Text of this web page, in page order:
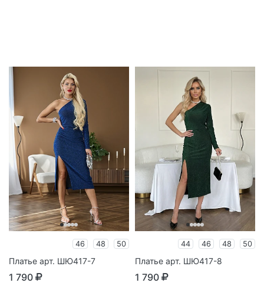
46 48 50
Платье арт. ШЮ417-7
1 790
44 46 48 50
Платье арт. ШЮ417-8
1 790